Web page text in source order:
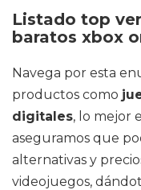
Listado top
baratos xbox
Navega por esta
productos como
digitales, lo mejor
aseguramos que
alternativas y
videojuegos,